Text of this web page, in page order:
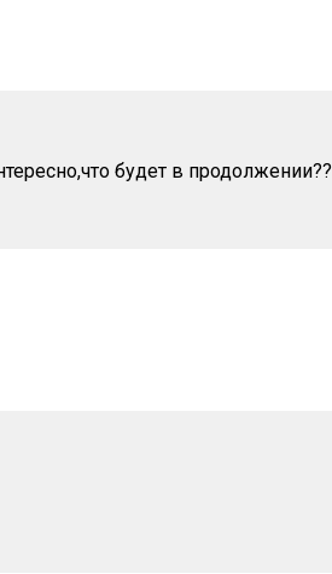
будет в продолжении??